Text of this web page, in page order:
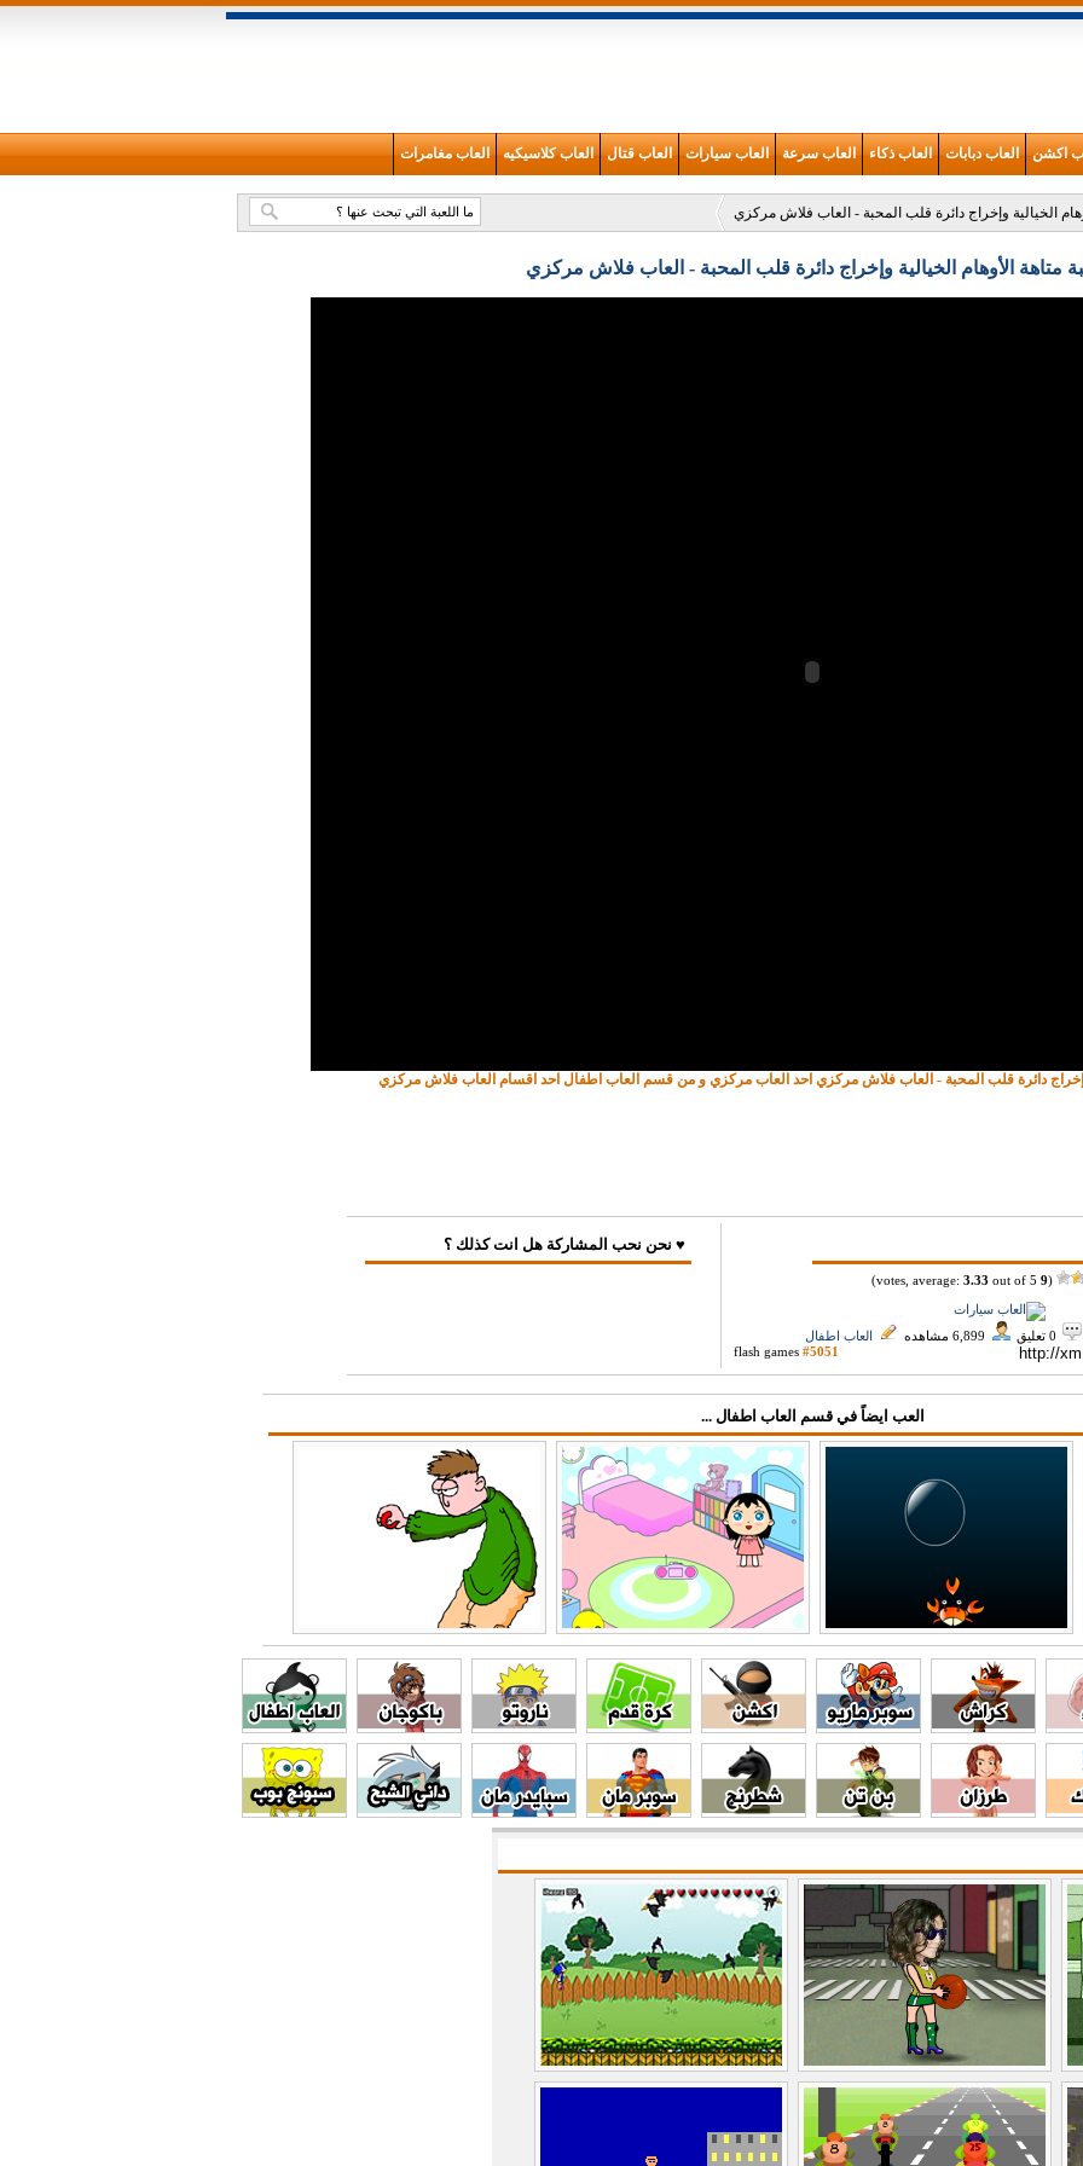
اكشن العاب دبابات العاب ذكاء العاب سرعة العاب سيارات العاب قتال العاب كلاسيكيه العاب مغامرات
الخيالية وإخراج دائرة قلب المحبة - العاب فلاش مركزي
متاهة الأوهام الخيالية وإخراج دائرة قلب المحبة - العاب فلاش مركزي
وإخراج دائرة قلب المحبة - العاب فلاش مركزي احد العاب مركزي و من قسم العاب اطفال احد اقسام العاب فلاش مركزي
(
9
3.33 out of 5)
العاب اطفال
flash games #5051
♥ نحن نحب المشاركة هل انت كذلك ؟
العب ايضاً في قسم العاب اطفال ...